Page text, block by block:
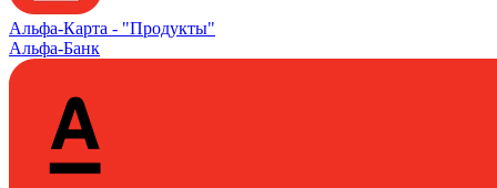
Альфа‑Карта - "Продукты"
Альфа-Банк